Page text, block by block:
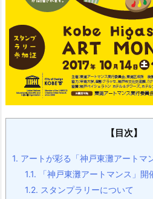
【目次】
1. アートが彩る「神戸東灘アートマ
1.1. 「神戸東灘アートマンス」開
1.2. スタンプラリーについて